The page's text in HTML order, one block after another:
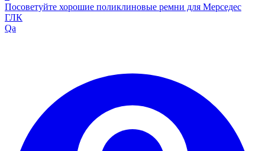
Посоветуйте хорошие поликлиновые ремни для Мерседес
ГЛК
Qa